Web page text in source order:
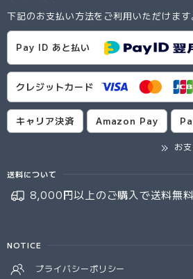
下記のお支払い方法をご利用いただけます
Pay ID あと払い
クレジットカード
キャリア決済 Amazon Pay
お
送料について
8,000円以上のご購入で送料無料
NOTICE
プライバシーポリシー